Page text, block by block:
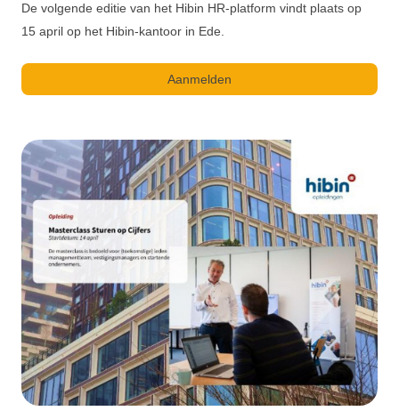
De volgende editie van het Hibin HR-platform vindt plaats op
15 april op het Hibin-kantoor in Ede.
Aanmelden